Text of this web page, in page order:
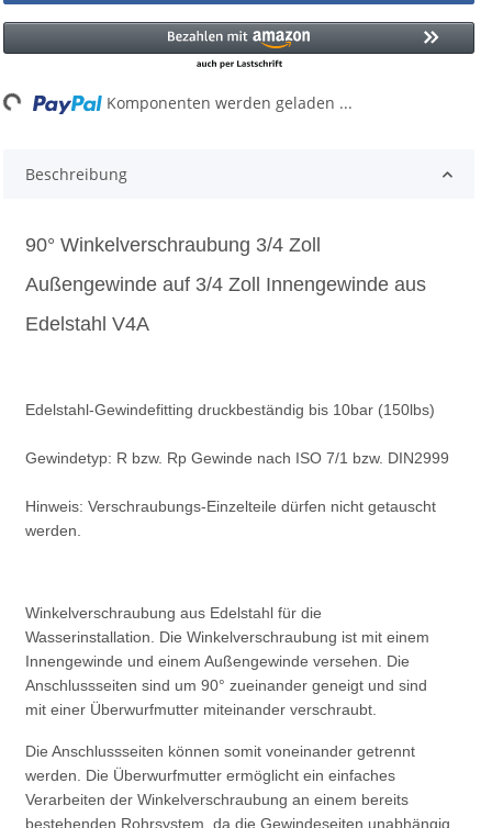
Komponenten werden geladen ...
Beschreibung
90° Winkelverschraubung 3/4 Zoll
Außengewinde auf 3/4 Zoll Innengewinde aus
Edelstahl V4A
Edelstahl-Gewindefitting druckbeständig bis 10bar (150lbs)
Gewindetyp: R bzw. Rp Gewinde nach ISO 7/1 bzw. DIN2999
Hinweis: Verschraubungs-Einzelteile dürfen nicht getauscht
werden.
Winkelverschraubung aus Edelstahl für die
Wasserinstallation. Die Winkelverschraubung ist mit einem
Innengewinde und einem Außengewinde versehen. Die
Anschlussseiten sind um 90° zueinander geneigt und sind
mit einer Überwurfmutter miteinander verschraubt.
Die Anschlussseiten können somit voneinander getrennt
werden. Die Überwurfmutter ermöglicht ein einfaches
Verarbeiten der Winkelverschraubung an einem bereits
bestehenden Rohrsystem, da die Gewindeseiten unabhängig